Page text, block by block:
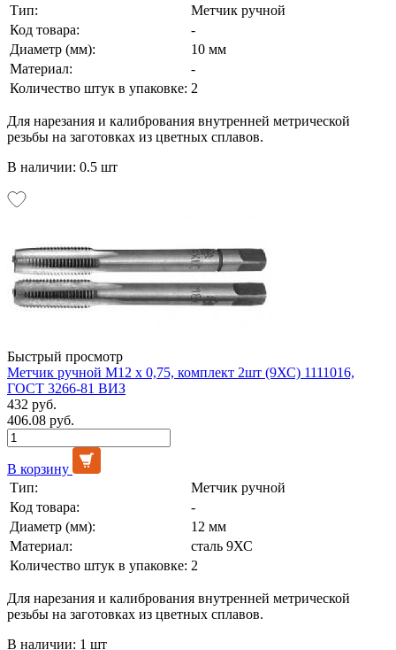
Тип:
Метчик ручной
Код товара:
-
Диаметр (мм):
10 мм
Материал:
-
Количество штук в упаковке: 2
Для нарезания и калибрования внутренней метрической
резьбы на заготовках из цветных сплавов.
В наличии: 0.5 шт
Быстрый просмотр
Метчик ручной М12 х 0,75, комплект 2шт (9ХС) 1111016,
ГОСТ 3266-81 ВИЗ
432 руб.
406.08 руб.
В корзину
Тип:
Метчик ручной
Код товара:
-
Диаметр (мм):
12 мм
Материал:
сталь 9ХС
Количество штук в упаковке: 2
Для нарезания и калибрования внутренней метрической
резьбы на заготовках из цветных сплавов.
В наличии: 1 шт